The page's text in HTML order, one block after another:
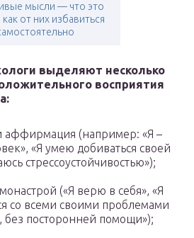
мысли — что это
как от них избавиться
выделяют несколько
восприятия
аффирмация (например: «Я –
«Я умею добиваться своей
стрессоустойчивостью»);
(«Я верю в себя», «Я
со всеми своими проблемами
без посторонней помощи»);